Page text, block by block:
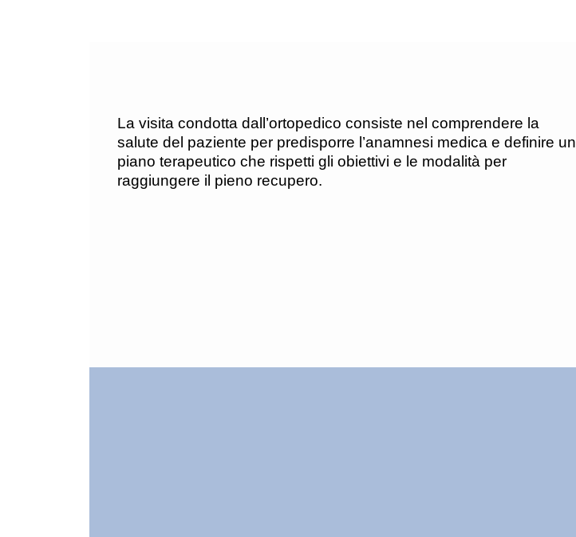
La visita condotta dall’ortopedico consiste nel comprendere la
salute del paziente per predisporre l’anamnesi medica e definire un
piano terapeutico che rispetti gli obiettivi e le modalità per
raggiungere il pieno recupero.